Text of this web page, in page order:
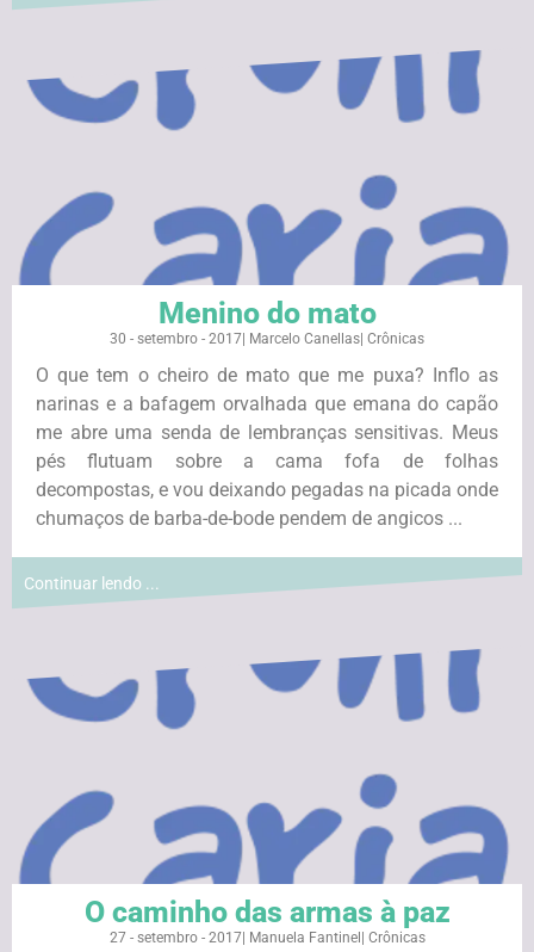
Menino do mato
30 - setembro - 2017 Marcelo Canellas Crônicas
O que tem o cheiro de mato que me puxa? Inflo as
narinas e a bafagem orvalhada que emana do capão
me abre uma senda de lembranças sensitivas. Meus
pés flutuam sobre a cama fofa de folhas
decompostas, e vou deixando pegadas na picada onde
chumaços de barba-de-bode pendem de angicos ...
Continuar lendo ...
O caminho das armas à paz
27 - setembro - 2017| Manuela Fantinel Crônicas